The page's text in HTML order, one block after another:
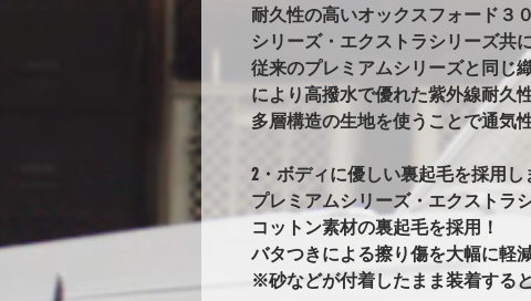
耐久性の高いオックスフォード３
シリーズ・エクストラシリーズ共
従来のプレミアムシリーズと同じ
により高撥水で優れた紫外線耐久
多層構造の生地を使うことで通気
2・ボディに優しい裏起毛を採用し
プレミアムシリーズ・エクストラ
コットン素材の裏起毛を採用！
バタつきによる擦り傷を大幅に軽
※砂などが付着したまま装着する